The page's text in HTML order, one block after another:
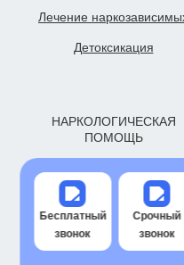
Лечение
Детоксикация
НАРКОЛОГИЧЕСКАЯ
ПОМОЩЬ
Наркологическая
Капельница от запоя
Капельница от похмелья
Бесплатный
звонок
Срочный
звонок